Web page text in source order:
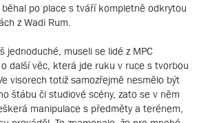
po place s tváří kompletně odkrytou
z Wadi Rum.
jednoduché, museli se lidé z MPC
další věc, která jde ruku v ruce s tvorbou
visorech totiž samozřejmě nesmělo být
štábu či studiové scény, zato se v něm
manipulace s předměty a terénem,